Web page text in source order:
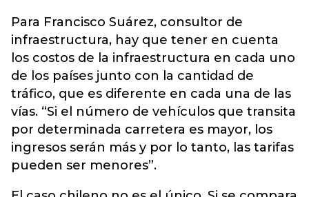
Para Francisco Suárez, consultor de
infraestructura, hay que tener en cuenta
los costos de la infraestructura en cada uno
de los países junto con la cantidad de
tráfico, que es diferente en cada una de las
vías. “Si el número de vehículos que transita
por determinada carretera es mayor, los
ingresos serán más y por lo tanto, las tarifas
pueden ser menores”.